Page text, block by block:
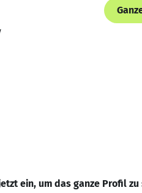
ein, um das ganze Profil zu